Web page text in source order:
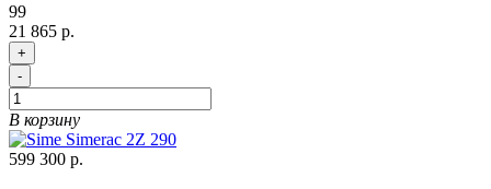
99
21 865 р.
+
-
В корзину
599 300 р.